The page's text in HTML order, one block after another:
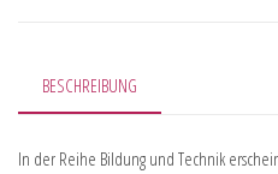
BESCHREIBUNG
In der Reihe Bildung und Technik